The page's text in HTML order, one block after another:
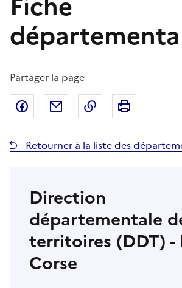
Partager la page
Partager sur Facebook
Partager par email
Copier dans le
Retourner à la liste des
Direction
départementale
territoires (DDT) -
Corse